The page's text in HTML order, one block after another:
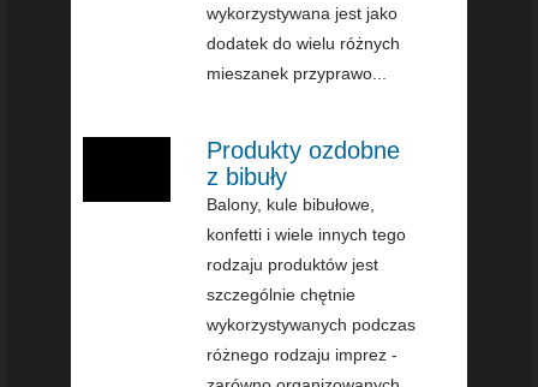
wykorzystywana jest jako
dodatek do wielu różnych
mieszanek przyprawo...
Produkty ozdobne
z bibuły
Balony, kule bibułowe,
konfetti i wiele innych tego
rodzaju produktów jest
szczególnie chętnie
wykorzystywanych podczas
różnego rodzaju imprez -